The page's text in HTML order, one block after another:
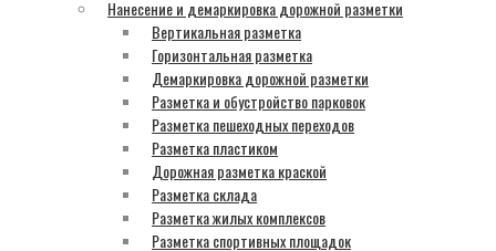
Нанесение и демаркировка дорожной разметки
Вертикальная разметка
Горизонтальная разметка
Демаркировка дорожной разметки
Разметка и обустройство парковок
Разметка пешеходных переходов
Разметка пластиком
Дорожная разметка краской
Разметка склада
Разметка жилых комплексов
Разметка спортивных площадок